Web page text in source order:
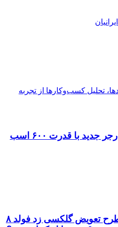
تحلیل کسب‌وکارها از تجربه
بازگشت سوپر بی: دوج چارجر جدید با قدرت ۶۰۰ اسب
کاهش شدید تخفیف‌ ها و طرح تعویض گلکسی زد فولد ۸